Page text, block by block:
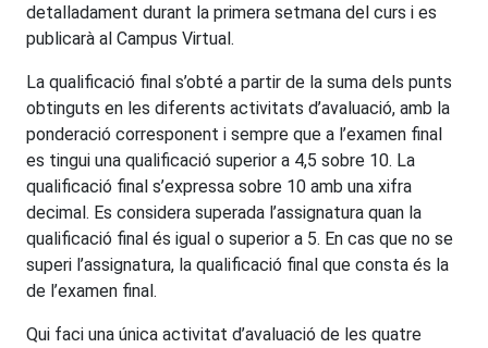
detalladament durant la primera setmana del curs i es
publicarà al Campus Virtual.
La qualificació final s’obté a partir de la suma dels punts
obtinguts en les diferents activitats d’avaluació, amb la
ponderació corresponent i sempre que a l’examen final
es tingui una qualificació superior a 4,5 sobre 10. La
qualificació final s’expressa sobre 10 amb una xifra
decimal. Es considera superada l’assignatura quan la
qualificació final és igual o superior a 5. En cas que no se
superi l’assignatura, la qualificació final que consta és la
de l’examen final.
Qui faci una única activitat d’avaluació de les quatre